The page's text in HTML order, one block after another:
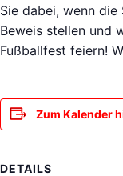
Sie dabei, wenn
Beweis stellen und
Fußballfest feiern!
Zum Kalender
DETAILS